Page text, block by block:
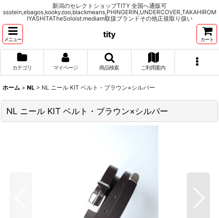
新潟のセレクトショップTITY 全国へ通販可
ssstein,ebagos,kookyzoo,blackmeans,PHINGERIN,UNDERCOVER,TAKAHIROM
IYASHITATheSoloist.mediam取扱ブランドその他正規取り扱い
メニュー
tity
カート
カテゴリ マイページ 商品検索 ご利用案内
ホーム > NL > NL ニール KIT ベルト・ブラウン×シルバー
NL ニール KIT ベルト・ブラウン×シルバー